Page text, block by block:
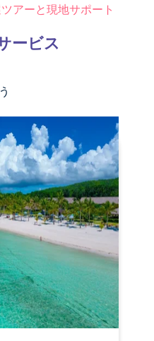
アーと現地サポート
ービス